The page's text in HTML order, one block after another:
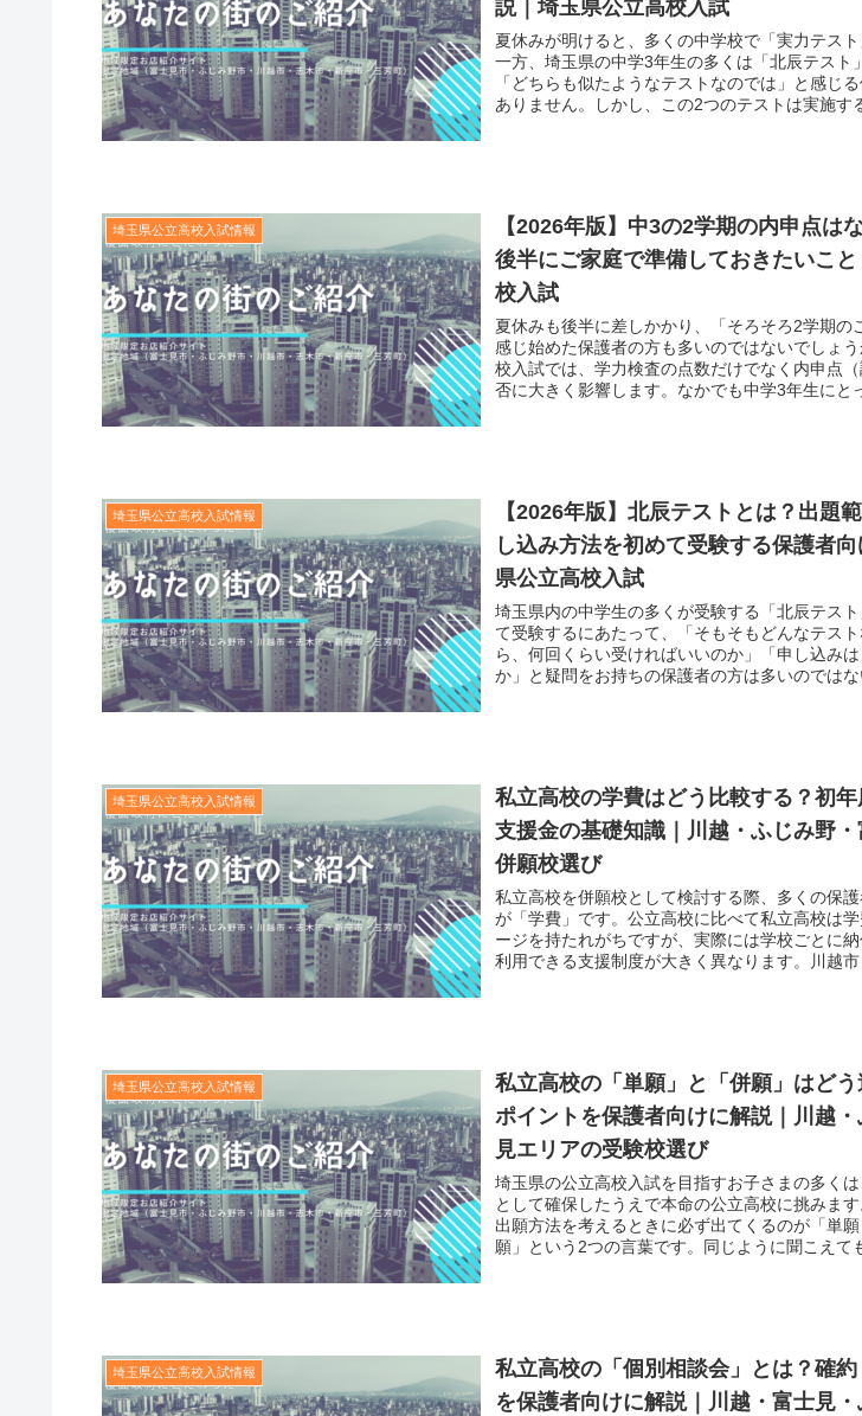
説｜埼玉県公立高校入試
夏休みが明けると、多くの中学校で「実力テスト
一方、埼玉県の中学3年生の多くは「北辰テスト
「どちらも似たようなテストなのでは」と感じ
ありません。しかし、この2つのテストは実施す
埼玉県公立高校入試情報
【2026年版】中3の2学期の内申点は
後半にご家庭で準備しておきたいこ
校入試
夏休みも後半に差しかかり、「そろそろ2学期の
感じ始めた保護者の方も多いのではないでしょ
校入試では、学力検査の点数だけでなく内申点
否に大きく影響します。なかでも中学3年生にと
埼玉県公立高校入試情報
【2026年版】北辰テストとは？出題
し込み方法を初めて受験する保護者
県公立高校入試
埼玉県内の中学生の多くが受験する「北辰テス
て受験するにあたって、「そもそもどんなテス
ら、何回くらい受ければいいのか」「申し込み
か」と疑問をお持ちの保護者の方は多いのではな
埼玉県公立高校入試情報
私立高校の学費はどう比較する？初
支援金の基礎知識｜川越・ふじみ野
併願校選び
私立高校を併願校として検討する際、多くの保
が「学費」です。公立高校に比べて私立高校は
ージを持たれがちですが、実際には学校ごとに納
利用できる支援制度が大きく異なります。川越市
埼玉県公立高校入試情報
私立高校の「単願」と「併願」はど
ポイントを保護者向けに解説｜川越
見エリアの受験校選び
埼玉県の公立高校入試を目指すお子さまの多く
として確保したうえで本命の公立高校に挑みま
出願方法を考えるときに必ず出てくるのが「単
願」という2つの言葉です。同じように聞こえて
埼玉県公立高校入試情報
私立高校の「個別相談会」とは？確
を保護者向けに解説｜川越・富士見